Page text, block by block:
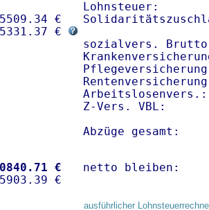
€
€
Lohnsteuer:
sozialvers.
Z-Vers. VBL:
Abzüge gesamt:
€
netto
ausführlicher